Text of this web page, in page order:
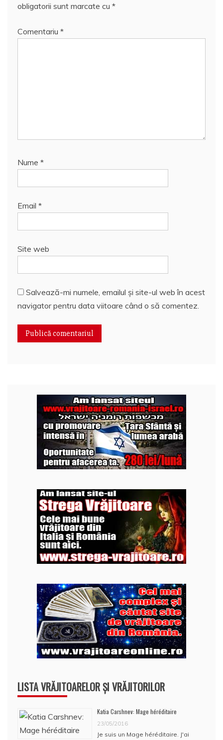
obligatorii sunt marcate cu *
Comentariu *
Nume *
Email *
Site web
Salvează-mi numele, emailul și site-ul web în acest
navigator pentru data viitoare când o să comentez.
LISTA VRĂJITOARELOR ȘI VRĂJITORILOR
Katia Carshnev: Mage héréditaire
23/05/2016
Je suis un Mage héréditaire. J'ai